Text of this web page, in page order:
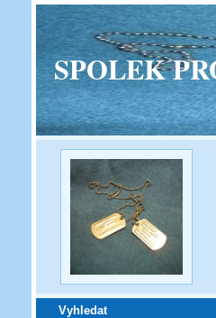
SPOLEK
Vyhledat